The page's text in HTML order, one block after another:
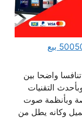
بيع تلفزيونات شاشات الكويت 50050623 بيع
واضحا بين
التقنيات
متنوعة تصل 140و 150 بوصة وبأنظمة صوت
وكانه يطل من